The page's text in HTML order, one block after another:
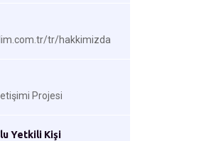
tr/hakkimizda
Projesi
Yetkili Kişi